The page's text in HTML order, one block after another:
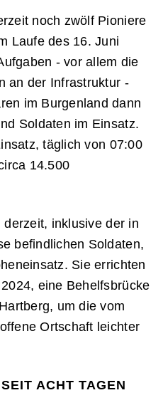
noch zwölf Pioniere
Laufe des 16. Juni
- vor allem die
an der Infrastruktur -
im Burgenland dann
Soldaten im Einsatz.
täglich von 07:00
14.500
inklusive der in
befindlichen Soldaten,
Sie errichten
eine Behelfsbrücke
um die vom
Ortschaft leichter
ACHT TAGEN